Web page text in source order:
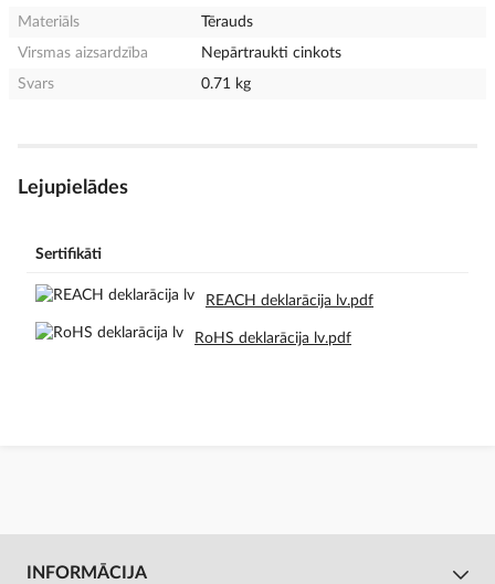
Materiāls
Tērauds
Virsmas aizsardzība
Nepārtraukti cinkots
Svars
0.71 kg
Lejupielādes
Sertifikāti
REACH deklarācija lv.pdf
RoHS deklarācija lv.pdf
INFORMĀCIJA